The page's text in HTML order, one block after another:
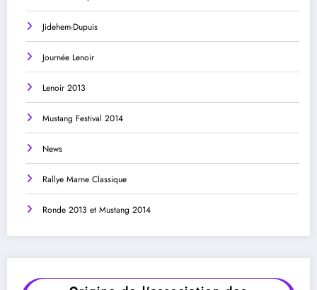
Jidehem-Dupuis
Journée Lenoir
Lenoir 2013
Mustang Festival 2014
News
Rallye Marne Classique
Ronde 2013 et Mustang 2014